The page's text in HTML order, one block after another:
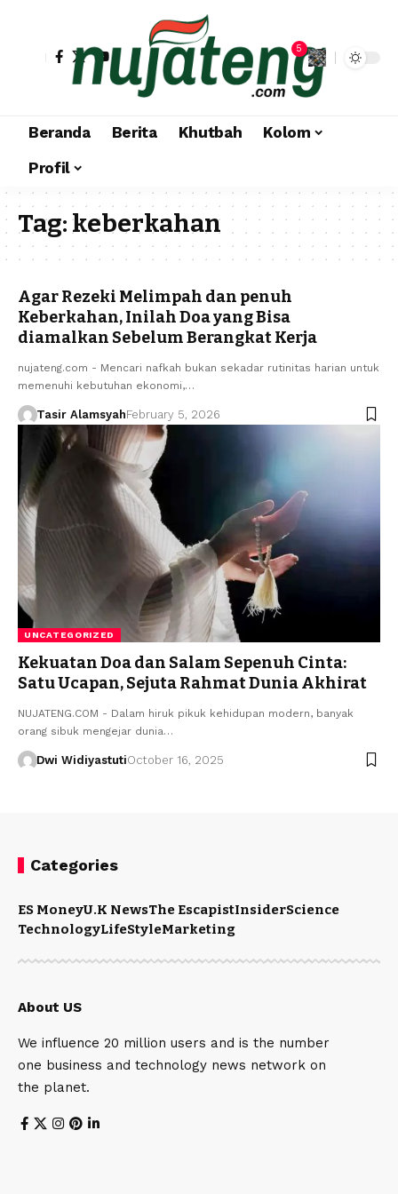
5
Beranda Berita Khutbah
Kolom
Profil
Tag:keberkahan
Agar Rezeki Melimpah dan penuh
Keberkahan, Inilah Doa yang Bisa
diamalkan Sebelum Berangkat Kerja
nujateng.com - Mencari nafkah bukan sekadar rutinitas harian untuk
memenuhi kebutuhan ekonomi,…
Tasir AlamsyahFebruary 5, 2026
UNCATEGORIZED
Kekuatan Doa dan Salam Sepenuh Cinta:
Satu Ucapan, Sejuta Rahmat Dunia Akhirat
NUJATENG.COM - Dalam hiruk pikuk kehidupan modern, banyak
orang sibuk mengejar dunia…
Dwi WidiyastutiOctober 16, 2025
Categories
ES MoneyU.K NewsThe EscapistInsiderScience
TechnologyLifeStyleMarketing
About US
We influence 20 million users and is the number
one business and technology news network on
the planet.